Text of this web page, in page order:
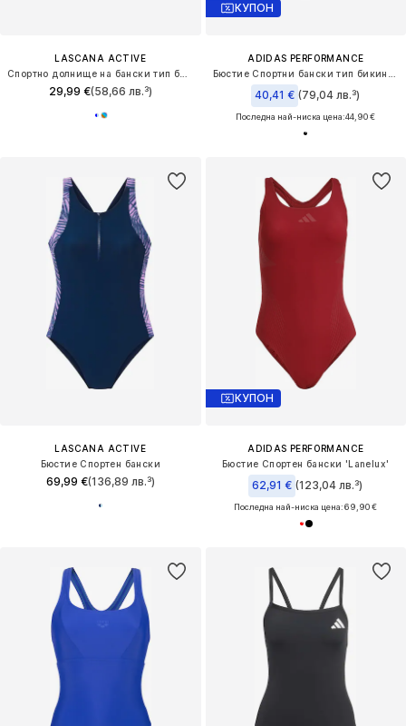
LASCANA ACTIVE
29,99 €(58,66 лв.³)
КУПОН
ADIDAS PERFORMANCE
40,41 € (79,04 лв.³)
Последна най-ниска цена:44,90 €
LASCANA ACTIVE
Бюстие Спортен бански
69,99 €(136,89 лв.³)
КУПОН
ADIDAS PERFORMANCE
Бюстие Спортен бански 'Lanelux'
62,91 € (123,04 лв.³)
Последна най-ниска цена:69,90 €